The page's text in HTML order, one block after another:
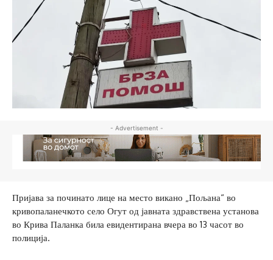
- Advertisement -
Пријава за починато лице на место викано „Пољана“ во
кривопаланечкото село Огут од јавната здравствена установа
во Крива Паланка била евидентирана вчера во 13 часот во
полиција.